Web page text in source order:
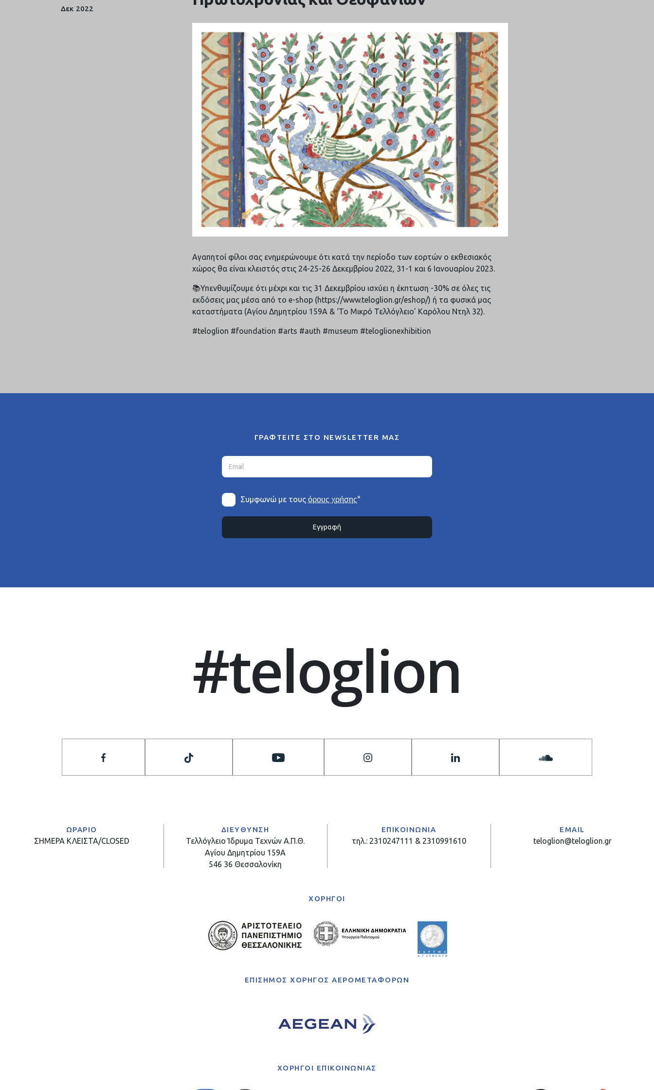
Δεκ 2022
Αγαπητοί φίλοι σας ενημερώνουμε ότι κατά την περίοδο των εορτών ο εκθεσιακός
χώρος θα είναι κλειστός στις 24-25-26 Δεκεμβρίου 2022, 31-1 και 6 Ιανουαρίου 2023.
📚Υπενθυμίζουμε ότι μέχρι και τις 31 Δεκεμβρίου ισχύει η έκπτωση -30% σε όλες τις
εκδόσεις μας μέσα από το e-shop (https://www.teloglion.gr/eshop/) ή τα φυσικά μας
καταστήματα (Αγίου Δημητρίου 159Α & ‘Το Μικρό Τελλόγλειο’ Καρόλου Ντηλ 32).
#teloglion #foundation #arts #auth #museum #teloglionexhibition
ΓΡΑΦΤΕΙΤΕ ΣΤΟ NEWSLETTER ΜΑΣ
Συμφωνώ με τους όρους χρήσης*
Εγγραφή
#teloglion
ΩΡΑΡΙΟ
ΣΗΜΕΡΑ ΚΛΕΙΣΤΑ/CLOSED
ΔΙΕΥΘΥΝΣΗ
Τελλόγλειο Ίδρυμα Τεχνών Α.Π.Θ.
Αγίου Δημητρίου 159Α
546 36 Θεσσαλονίκη
ΕΠΙΚΟΙΝΩΝΙΑ
τηλ.: 2310247111 & 2310991610
EMAIL
teloglion@teloglion.gr
ΧΟΡΗΓΟΙ
ΕΠΙΣΗΜΟΣ ΧΟΡΗΓΟΣ ΑΕΡΟΜΕΤΑΦΟΡΩΝ
ΧΟΡΗΓΟΙ ΕΠΙΚΟΙΝΩΝΙΑΣ